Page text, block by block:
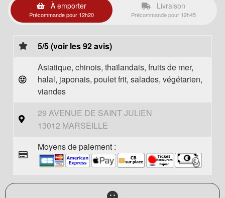
À emporter
Précommande pour 12h20
Livraison
Précommande pour 12h45
5/5 (voir les 92 avis)
Asiatique, chinois, thaïlandais, fruits de mer,
halal, japonais, poulet frit, salades, végétarien,
viandes
29 AVENUE DE SAINT JULIEN
13012 MARSEILLE
Moyens de paiement :